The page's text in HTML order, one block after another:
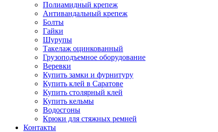
Полиамидный крепеж
Антивандальный крепеж
Болты
Гайки
Шурупы
Такелаж оцинкованный
Грузоподъемное оборудование
Веревки
Купить замки и фурнитуру
Купить клей в Саратове
Купить столярный клей
Купить кельмы
Водосгоны
Крюки для стяжных ремней
Контакты